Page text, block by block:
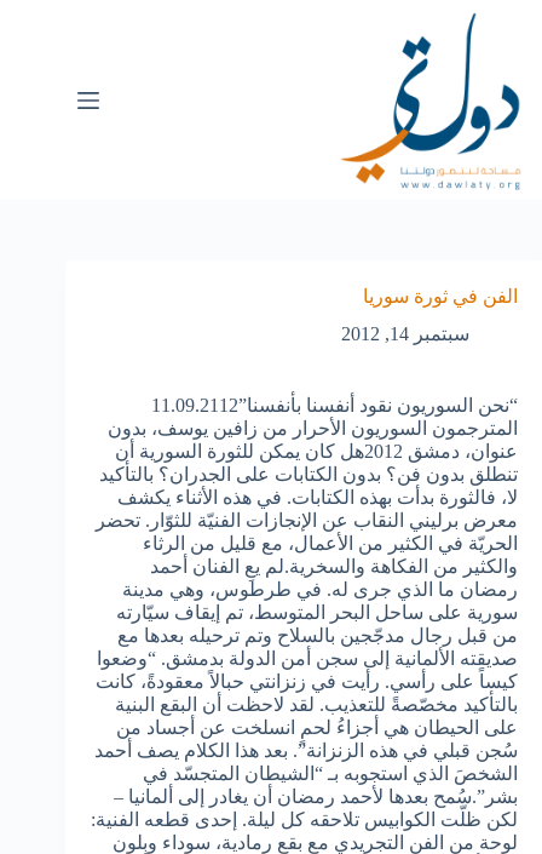
الفن في ثورة سوريا
سبتمبر 14, 2012
“نحن السوريون نقود أنفسنا بأنفسنا”11.09.2112
المترجمون السوريون الأحرار من زافين يوسف، بدون
عنوان، دمشق 2012هل كان يمكن للثورة السورية أن
تنطلق بدون فن؟ بدون الكتابات على الجدران؟ بالتأكيد
لا، فالثورة بدأت بهذه الكتابات. في هذه الأثناء يكشف
معرض برليني النقاب عن الإنجازات الفنيّة للثوّار. تحضر
الحريّة في الكثير من الأعمال، مع قليل من الرثاء
والكثير من الفكاهة والسخرية.لم يعِ الفنان أحمد
رمضان ما الذي جرى له. في طرطوس، وهي مدينة
سورية على ساحل البحر المتوسط، تم إيقاف سيّارته
من قبل رجال مدجّجين بالسلاح وتم ترحيله بعدها مع
صديقته الألمانية إلى سجن أمن الدولة بدمشق. “وضعوا
كيساً على رأسي. رأيت في زنزانتي حبالاً معقودةً، كانت
بالتأكيد مخصّصةً للتعذيب. لقد لاحظت أن البقع البنية
على الحيطان هي أجزاءُ لحمٍ انسلخت عن أجساد من
سُجن قبلي في هذه الزنزانة”. بعد هذا الكلام يصف أحمد
الشخصَ الذي استجوبه بـ “الشيطان المتجسّد في
بشر”.سُمح بعدها لأحمد رمضان أن يغادر إلى ألمانيا –
لكن ظلّت الكوابيس تلاحقه كل ليلة. إحدى قطعه الفنية:
لوحة من الفن التجريدي مع بقع رمادية، سوداء وبلون